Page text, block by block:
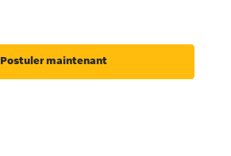
Postuler maintenant